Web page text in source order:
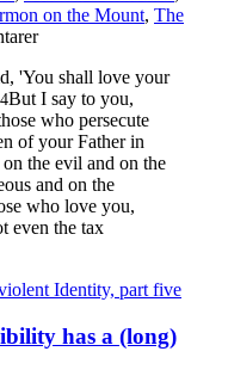
on the Mount, The
'You shall love your
But I say to you,
who persecute
of your Father in
the evil and on the
and on the
who love you,
even the tax
Identity, part five
has a (long)